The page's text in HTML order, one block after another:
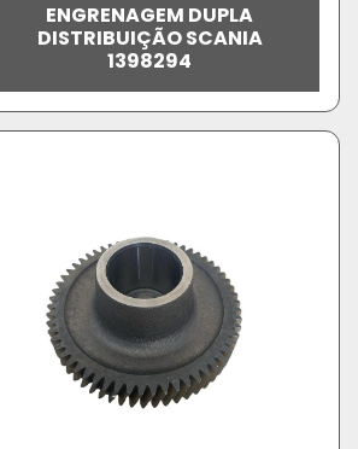
ENGRENAGEM DUPLA
DISTRIBUIÇÃO SCANIA
1398294